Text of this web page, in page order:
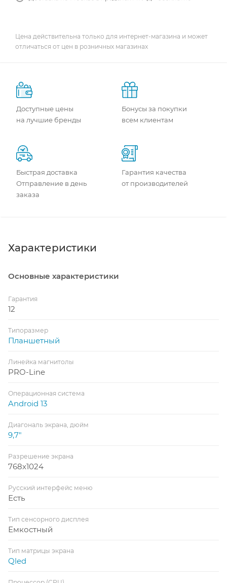
Цена действительна только для интернет-магазина и может
отличаться от цен в розничных магазинах
Доступные цены
на лучшие бренды
Бонусы за покупки
всем клиентам
Быстрая доставка
Отправление в день
заказа
Гарантия качества
от производителей
Характеристики
Основные характеристики
Гарантия
12
Типоразмер
Планшетный
Линейка магнитолы
PRO-Line
Операционная система
Android 13
Диагональ экрана, дюйм
9,7"
Разрешение экрана
768x1024
Русский интерфейс меню
Есть
Тип сенсорного дисплея
Емкостный
Тип матрицы экрана
Qled